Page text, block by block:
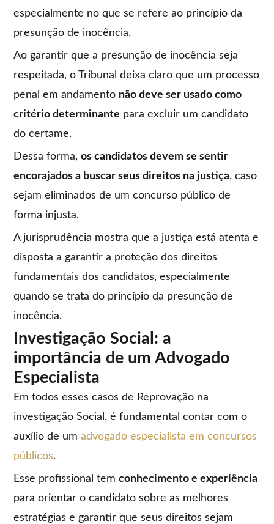
especialmente no que se refere ao princípio da
presunção de inocência.
Ao garantir que a presunção de inocência seja
respeitada, o Tribunal deixa claro que um processo
penal em andamento não deve ser usado como
critério determinante para excluir um candidato
do certame.
Dessa forma,os candidatos devem se sentir
encorajados a buscar seus direitos na justiça, caso
sejam eliminados de um concurso público de
forma injusta.
A jurisprudência mostra que a justiça está atenta e
disposta a garantir a proteção dos direitos
fundamentais dos candidatos, especialmente
quando se trata do princípio da presunção de
inocência.
Investigação Social: a
importância de um Advogado
Especialista
Em todos esses casos de Reprovação na
investigação Social, é fundamental contar com o
auxílio de umadvogado especialista em concursos
públicos.
Esse profissional temconhecimento e experiência
para orientar o candidato sobre as melhores
estratégias e garantir que seus direitos sejam